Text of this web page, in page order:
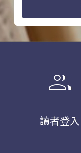
group
讀者登入